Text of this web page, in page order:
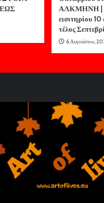
ΑΛΚΜΗΝΗ |
εισιτηρίου
τέλος
6 Αυγούστου,